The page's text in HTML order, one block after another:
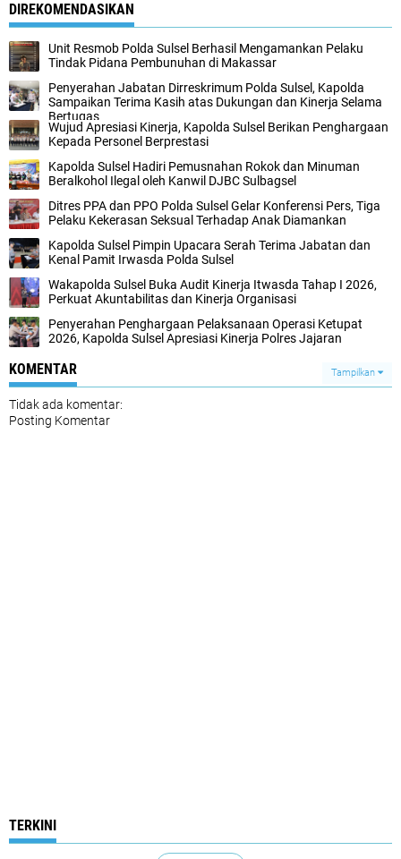
DIREKOMENDASIKAN
Unit Resmob Polda Sulsel Berhasil Mengamankan Pelaku
Tindak Pidana Pembunuhan di Makassar
Penyerahan Jabatan Dirreskrimum Polda Sulsel, Kapolda
Sampaikan Terima Kasih atas Dukungan dan Kinerja Selama
Bertugas
Wujud Apresiasi Kinerja, Kapolda Sulsel Berikan Penghargaan
Kepada Personel Berprestasi
Kapolda Sulsel Hadiri Pemusnahan Rokok dan Minuman
Beralkohol Ilegal oleh Kanwil DJBC Sulbagsel
Ditres PPA dan PPO Polda Sulsel Gelar Konferensi Pers, Tiga
Pelaku Kekerasan Seksual Terhadap Anak Diamankan
Kapolda Sulsel Pimpin Upacara Serah Terima Jabatan dan
Kenal Pamit Irwasda Polda Sulsel
Wakapolda Sulsel Buka Audit Kinerja Itwasda Tahap I 2026,
Perkuat Akuntabilitas dan Kinerja Organisasi
Penyerahan Penghargaan Pelaksanaan Operasi Ketupat
2026, Kapolda Sulsel Apresiasi Kinerja Polres Jajaran
KOMENTAR Tampilkan
Tidak ada komentar:
Posting Komentar
TERKINI